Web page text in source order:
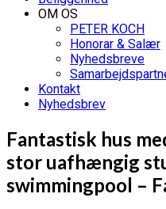
OM OS
PETER KOCH
Honorar & Salær
Nyhedsbreve
Kontakt
Nyhedsbrev
Fantastisk hus
stor uafhængig
swimmingpool –